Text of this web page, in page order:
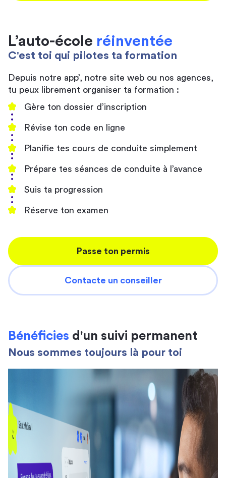
L’auto-école réinventée
C'est toi qui pilotes ta formation
Depuis notre app’, notre site web ou nos agences,
tu peux librement organiser ta formation :
Gère ton dossier d’inscription
Révise ton code en ligne
Planifie tes cours de conduite simplement
Prépare tes séances de conduite à l’avance
Suis ta progression
Réserve ton examen
Passe ton permis
Contacte un conseiller
Bénéficies d'un suivi permanent
Nous sommes toujours là pour toi